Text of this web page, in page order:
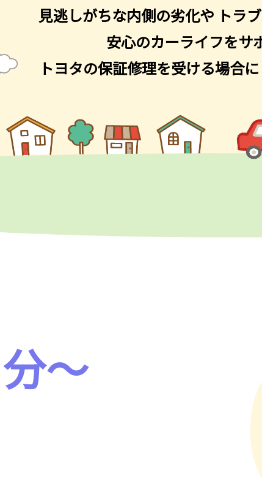
見逃しがちな内側の劣化や トラ
安心のカーライフをサ
トヨタの保証修理を受ける場合に
分～